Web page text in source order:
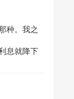
种。我之
息就降下